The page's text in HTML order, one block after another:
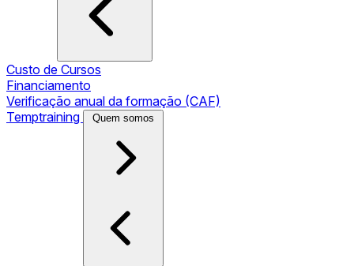
Custo de Cursos
Financiamento
Verificação anual da formação (CAF)
Temptraining
Quem somos